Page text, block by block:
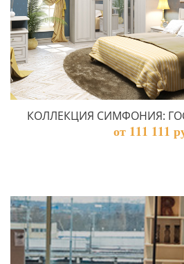
КОЛЛЕКЦИЯ СИМФОНИЯ:
от 111 111